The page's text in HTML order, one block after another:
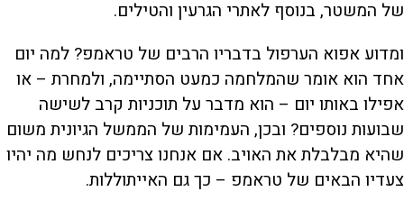
של המשטר, בנוסף לאתרי הגרעין והטילים.
ומדוע אפוא הערפול בדבריו הרבים של טראמפ? למה יום
אחד הוא אומר שהמלחמה כמעט הסתיימה, ולמחרת – או
אפילו באותו יום – הוא מדבר על תוכניות קרב לשישה
שבועות נוספים? ובכן, העמימות של הממשל הגיונית משום
שהיא מבלבלת את האויב. אם אנחנו צריכים לנחש מה יהיו
צעדיו הבאים של טראמפ – כך גם האייתוללות.